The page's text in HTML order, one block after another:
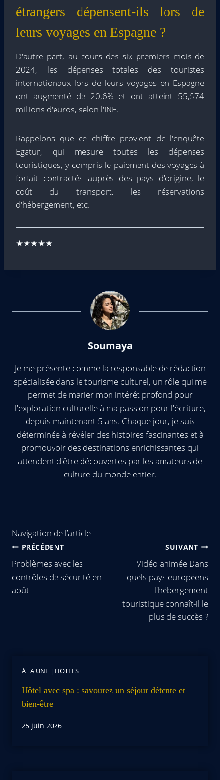
étrangers dépensent-ils lors de
leurs voyages en Espagne ?
D'autre part, au cours des six premiers mois de
2024, les dépenses totales des touristes
internationaux lors de leurs voyages en Espagne
ont augmenté de 20,6% et ont atteint 55,574
millions d'euros, selon l'INE.
Rappelons que ce chiffre provient de l'enquête
Egatur, qui mesure toutes les dépenses
touristiques, y compris le paiement des voyages à
forfait contractés auprès des pays d'origine, le
coût du transport, les réservations
d'hébergement, etc.
★★★★★
Soumaya
Je me présente comme la responsable de rédaction
spécialisée dans le tourisme culturel, un rôle qui me
permet de marier mon intérêt profond pour
l'exploration culturelle à ma passion pour l'écriture,
depuis maintenant 5 ans. Chaque jour, je suis
déterminée à révéler des histoires fascinantes et à
promouvoir des destinations enrichissantes qui
attendent d'être découvertes par les amateurs de
culture du monde entier.
Navigation de l’article
PRÉCÉDENT
Problèmes avec les
contrôles de sécurité en
août
SUIVANT
Vidéo animée Dans
quels pays européens
l'hébergement
touristique connaît-il le
plus de succès ?
À LA UNE | HOTELS
Hôtel avec spa : savourez un séjour détente et
bien-être
25 juin 2026